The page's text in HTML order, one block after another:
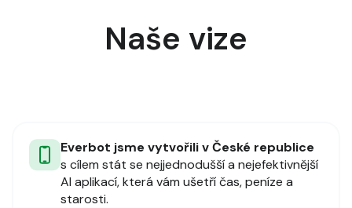
Naše vize
Everbot jsme vytvořili v České republice
s cílem stát se nejjednodušší a nejefektivnější
AI aplikací, která vám ušetří čas, peníze a
starosti.